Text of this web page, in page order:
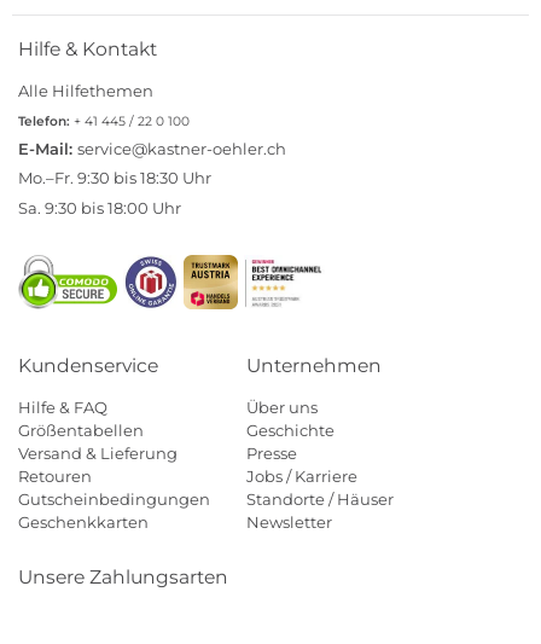
Hilfe & Kontakt
Alle Hilfethemen
Telefon: + 41 445 / 22 0 100
E-Mail: service@kastner-oehler.ch
Mo.–Fr. 9:30 bis 18:30 Uhr
Sa. 9:30 bis 18:00 Uhr
Kundenservice
Hilfe & FAQ
Größentabellen
Versand & Lieferung
Retouren
Gutscheinbedingungen
Geschenkkarten
Unternehmen
Über uns
Geschichte
Presse
Jobs / Karriere
Standorte / Häuser
Newsletter
Unsere Zahlungsarten